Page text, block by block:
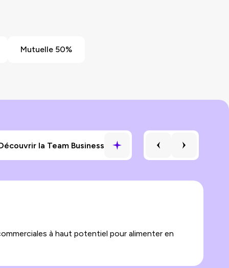
Mutuelle 50%
à haut potentiel pour alimenter en